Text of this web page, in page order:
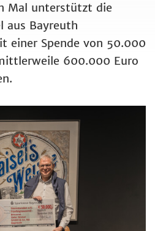
Mal unterstützt die
aus Bayreuth
einer Spende von 50.000
600.000 Euro